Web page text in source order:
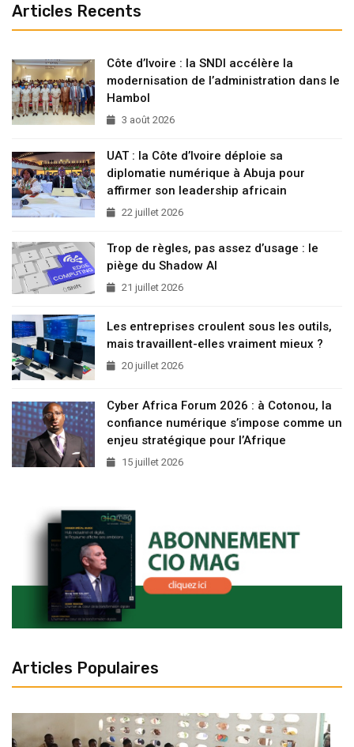
Articles Recents
Côte d’Ivoire : la SNDI accélère la
modernisation de l’administration dans le
Hambol
3 août 2026
UAT : la Côte d’Ivoire déploie sa
diplomatie numérique à Abuja pour
affirmer son leadership africain
22 juillet 2026
Trop de règles, pas assez d’usage : le
piège du Shadow AI
21 juillet 2026
Les entreprises croulent sous les outils,
mais travaillent-elles vraiment mieux ?
20 juillet 2026
Cyber Africa Forum 2026 : à Cotonou, la
confiance numérique s’impose comme un
enjeu stratégique pour l’Afrique
15 juillet 2026
Articles Populaires